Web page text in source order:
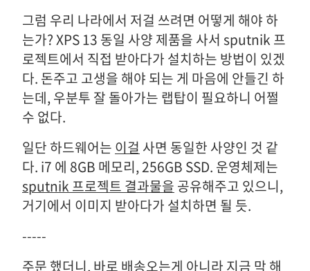
그럼 우리 나라에서 저걸 쓰려면 어떻게 해야 하
는가? XPS 13 동일 사양 제품을 사서 sputnik 프
로젝트에서 직접 받아다가 설치하는 방법이 있겠
다. 돈주고 고생을 해야 되는 게 마음에 안들긴 하
는데, 우분투 잘 돌아가는 랩탑이 필요하니 어쩔
수 없다.
일단 하드웨어는 이걸 사면 동일한 사양인 것 같
다. i7 에 8GB 메모리, 256GB SSD. 운영체제는
sputnik 프로젝트 결과물을 공유해주고 있으니,
거기에서 이미지 받아다가 설치하면 될 듯.
-----
주문 했더니, 바로 배송오는게 아니라 지금 막 해